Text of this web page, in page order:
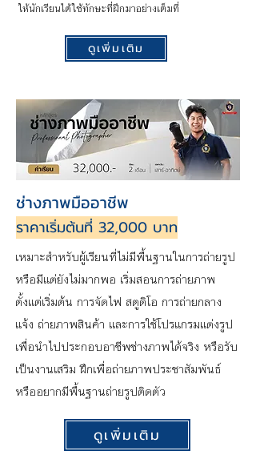
ให้นักเรียนได้ใช้ทักษะที่ฝึกมาอย่างเต็มที่
ดูเพิ่มเติม
ช่างภาพมืออาชีพ
ราคาเริ่มต้นที่ 32,000 บาท
เหมาะสำหรับผู้เรียนที่ไม่มีพื้นฐานในการถ่ายรูป
หรือมีแต่ยังไม่มากพอ เริ่มสอนการถ่ายภาพ
ตั้งแต่เริ่มต้น การจัดไฟ สตูดิโอ การถ่ายกลาง
แจ้ง ถ่ายภาพสินค้า และการใช้โปรแกรมแต่งรูป
เพื่อนำไปประกอบอาชีพช่างภาพได้จริง หรือรับ
เป็นงานเสริม ฝึกเพื่อถ่ายภาพประชาสัมพันธ์
หรืออยากมีพื้นฐานถ่ายรูปติดตัว
ดูเพิ่มเติม